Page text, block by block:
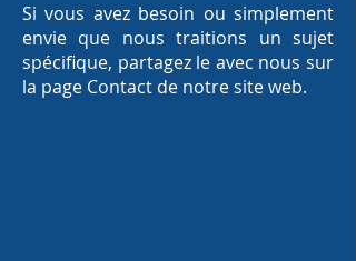
Si vous avez besoin ou simplement
envie que nous traitions un sujet
spécifique, partagez le avec nous sur
la page Contact de notre site web.